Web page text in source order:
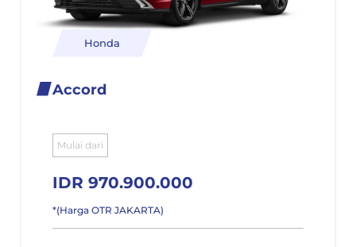
Honda
Accord
Mulai dari
IDR 970.900.000
*(Harga OTR JAKARTA)